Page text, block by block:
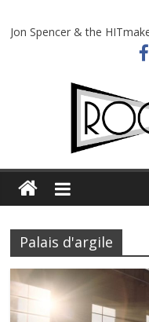
Jon Spencer & the
Hellfest 2026 vendredi :
Hellfest 2026 jeudi :
Première édition du
Charlie Puth à l’Olympia :
Palais d'argile